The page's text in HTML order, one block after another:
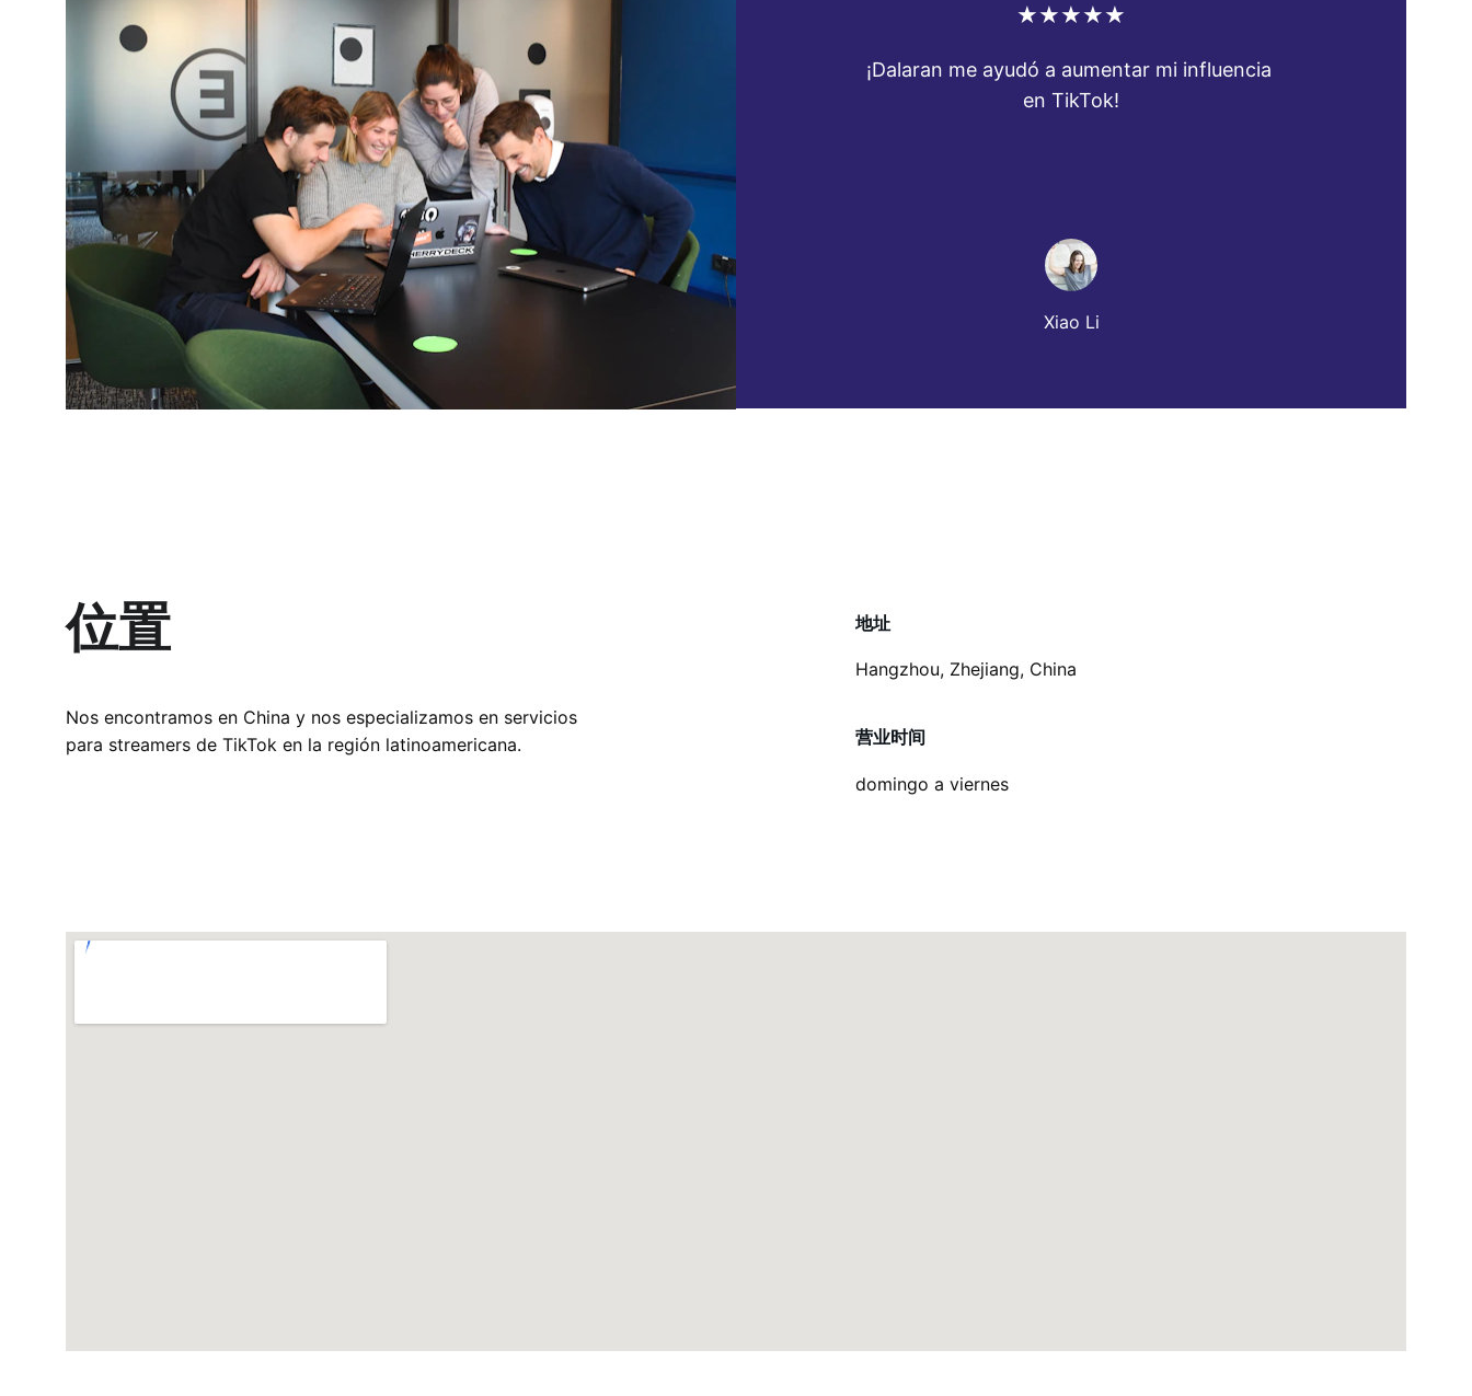
¡Dalaran me ayudó a aumentar mi influencia
en TikTok!
Xiao Li
★★★★★
位置
Nos encontramos en China y nos especializamos en servicios
para streamers de TikTok en la región latinoamericana.
地址
Hangzhou, Zhejiang, China
营业时间
domingo a viernes